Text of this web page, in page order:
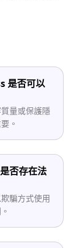
是否可以
量或保護隱
。
否存在法
騙方式使用